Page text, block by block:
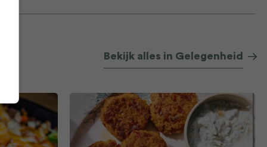
Bekijk alles in Gelegenheid